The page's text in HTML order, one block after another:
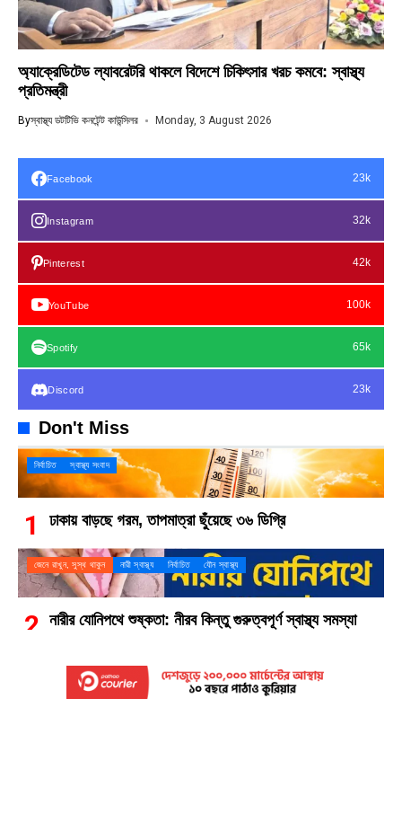
অ্যাক্রেডিটেড ল্যাবরেটরি থাকলে বিদেশে চিকিৎসার খরচ কমবে: স্বাস্থ্য
প্রতিমন্ত্রী
Byস্বাস্থ্য ডটটিভি কনটেন্ট কাউন্সিলর Monday, 3 August 2026
Facebook 23k
Instagram 32k
Pinterest 42k
YouTube 100k
Spotify 65k
Discord 23k
Don't Miss
নির্বাচিত স্বাস্থ্য সংবাদ
ঢাকায় বাড়ছে গরম, তাপমাত্রা ছুঁয়েছে ৩৬ ডিগ্রি
জেনে রাখুন, সুস্থ থাকুন নারী স্বাস্থ্য নির্বাচিত যৌন স্বাস্থ্য
নারীর যোনিপথে শুষ্কতা: নীরব কিন্তু গুরুত্বপূর্ণ স্বাস্থ্য সমস্যা